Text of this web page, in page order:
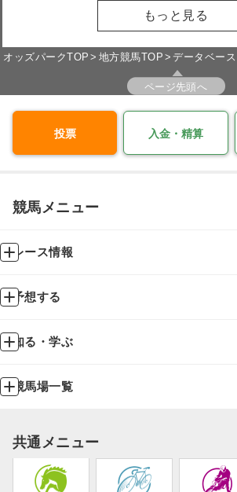
もっと見る
オッズパークTOP 地方競馬TOP データベース
ページ先頭へ
投票 入金・精算
競馬メニュー
レース情報
予想する
知る・学ぶ
競馬場一覧
共通メニュー